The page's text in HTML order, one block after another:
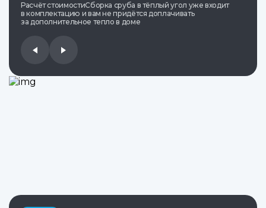
Расчёт стоимостиСборка сруба в тёплый угол уже входит
в комплектацию и вам не придётся доплачивать
за дополнительное тепло в доме